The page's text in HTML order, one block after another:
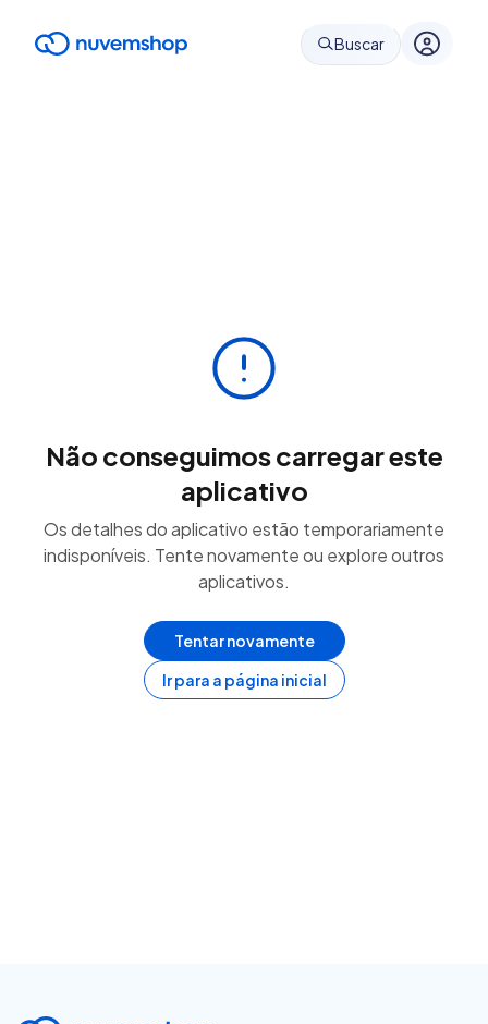
Buscar
Não conseguimos carregar este
aplicativo
Os detalhes do aplicativo estão temporariamente
indisponíveis. Tente novamente ou explore outros
aplicativos.
Tentar novamente
Ir para a página inicial